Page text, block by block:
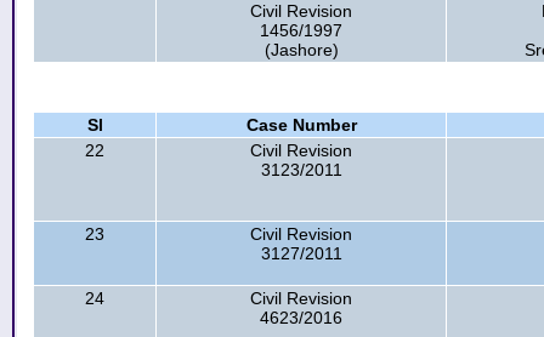
Civil Revision
1456/1997
(Jashore)
Sl
Case Number
22
Civil Revision
3123/2011
23
Civil Revision
3127/2011
24
Civil Revision
4623/2016